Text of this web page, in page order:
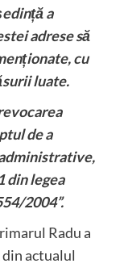
a
adrese să
cu
luate.
de a
din legea
2004”.
Radu a
din actualul